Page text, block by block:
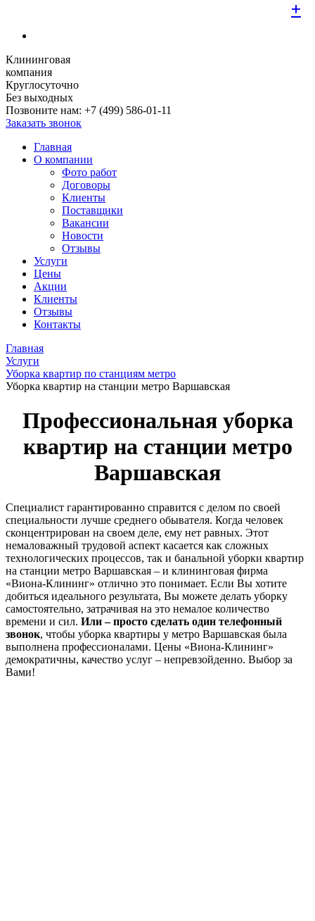
Клининговая
компания
Круглосуточно
Без выходных
Позвоните нам: +7 (499) 586-01-11
Заказать звонок
Главная
О компании
Фото работ
Договоры
Клиенты
Поставщики
Вакансии
Новости
Отзывы
Услуги
Цены
Акции
Клиенты
Отзывы
Контакты
Главная
Услуги
Уборка квартир по станциям метро
Уборка квартир на станции метро Варшавская
Профессиональная уборка
квартир на станции метро
Варшавская
Специалист гарантированно справится с делом по своей
специальности лучше среднего обывателя. Когда человек
сконцентрирован на своем деле, ему нет равных. Этот
немаловажный трудовой аспект касается как сложных
технологических процессов, так и банальной уборки квартир
на станции метро Варшавская – и клининговая фирма
«Виона-Клининг» отлично это понимает. Если Вы хотите
добиться идеального результата, Вы можете делать уборку
самостоятельно, затрачивая на это немалое количество
времени и сил. Или – просто сделать один телефонный
звонок, чтобы уборка квартиры у метро Варшавская была
выполнена профессионалами. Цены «Виона-Клининг»
демократичны, качество услуг – непревзойденно. Выбор за
Вами!
+
+
+
+
+
+
+
+
+